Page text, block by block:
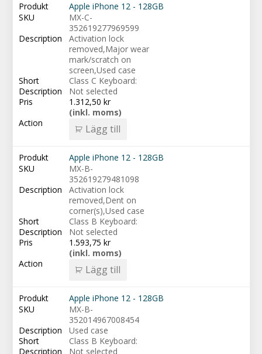
Apple iPhone 12 - 128GB
MX-C-
352619277969599
Activation lock
removed,Major wear
mark/scratch on
screen,Used case
Class C Keyboard:
Not selected
1.312,50 kr
(inkl. moms)
Lägg till
Apple iPhone 12 - 128GB
MX-B-
352619279481098
Activation lock
removed,Dent on
corner(s),Used case
Class B Keyboard:
Not selected
1.593,75 kr
(inkl. moms)
Lägg till
Apple iPhone 12 - 128GB
MX-B-
352014967008454
Used case
Class B Keyboard:
Not selected